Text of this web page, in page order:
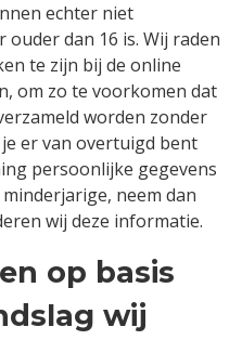
echter niet
dan 16 is. Wij raden
te zijn bij de online
om zo te voorkomen dat
worden zonder
er van overtuigd bent
persoonlijke gegevens
neem dan
wij deze informatie.
op basis
wij